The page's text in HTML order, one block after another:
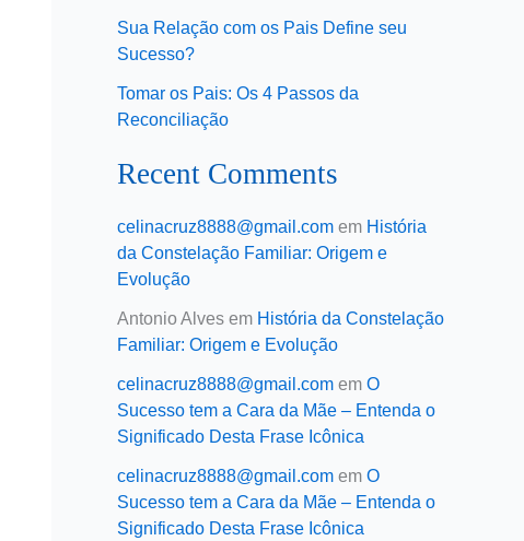
Sua Relação com os Pais Define seu
Sucesso?
Tomar os Pais: Os 4 Passos da
Reconciliação
Recent Comments
celinacruz8888@gmail.com em História
da Constelação Familiar: Origem e
Evolução
Antonio Alves em História da Constelação
Familiar: Origem e Evolução
celinacruz8888@gmail.com em O
Sucesso tem a Cara da Mãe – Entenda o
Significado Desta Frase Icônica
celinacruz8888@gmail.com em O
Sucesso tem a Cara da Mãe – Entenda o
Significado Desta Frase Icônica